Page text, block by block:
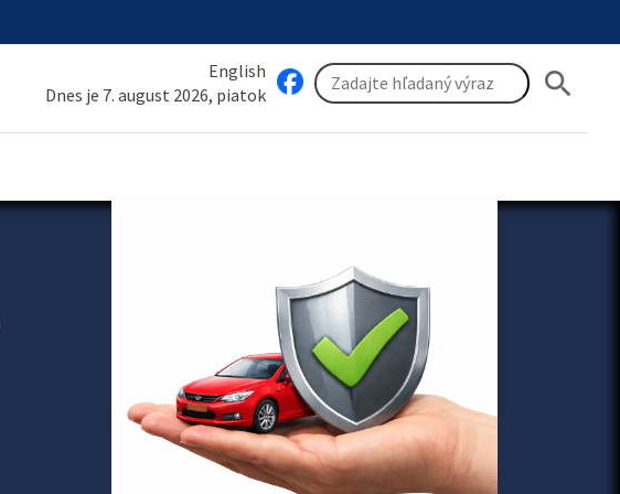
English
Dnes je 7. august 2026, piatok
search